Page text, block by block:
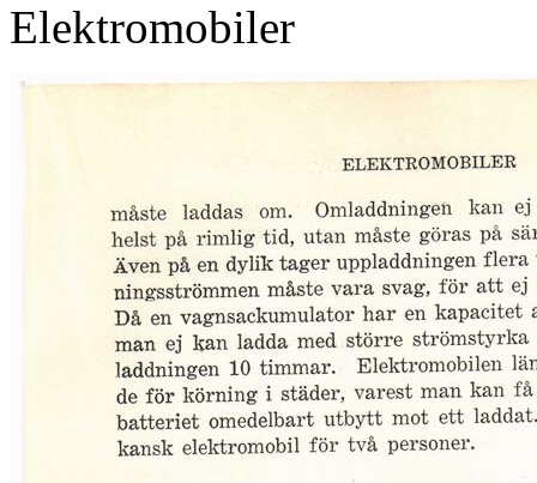
Elektromobiler